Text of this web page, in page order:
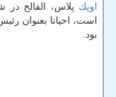
اوپك پلاس، الفالح
است، احیانا بعنوان
بود.